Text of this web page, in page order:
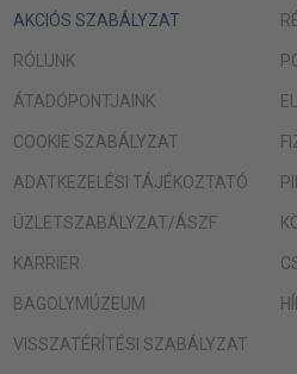
AKCIÓS SZABÁLYZAT
RÓLUNK
ÁTADÓPONTJAINK
COOKIE SZABÁLYZAT
ADATKEZELÉSI TÁJÉKOZTATÓ
ÜZLETSZABÁLYZAT/ÁSZF
KARRIER
BAGOLYMÚZEUM
VISSZATÉRÍTÉSI SZABÁLYZAT